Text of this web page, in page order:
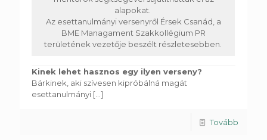
alapokat.
Az esettanulmányi versenyről Érsek Csanád, a
BME Managament Szakkollégium PR
területének vezetője beszélt részletesebben.
Kinek lehet hasznos egy ilyen verseny?
Bárkinek, aki szívesen kipróbálná magát
esettanulmányi [...]
Tovább